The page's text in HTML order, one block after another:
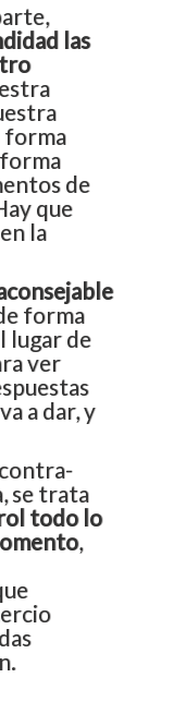
las
forma
de
que
la
forma
lugar de
ver
a dar, y
se trata
todo lo
,